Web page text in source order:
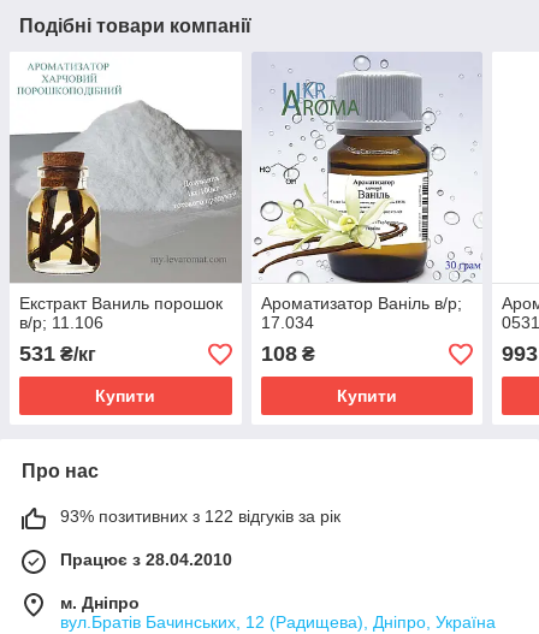
Подібні товари компанії
Екстракт Ваниль порошок
в/р; 11.106
531 ₴/кг
Купити
Ароматизатор Ваніль в/р;
17.034
108₴
Купити
993
Про нас
93% позитивних з 122 відгуків за рік
Працює з 28.04.2010
м. Дніпро
вул.Братів Бачинських, 12 (Радищева), Дніпро, Україна